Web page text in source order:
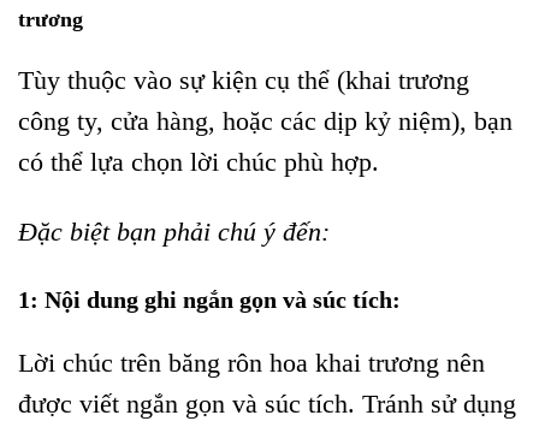
trương
Tùy thuộc vào sự kiện cụ thể (khai trương
công ty, cửa hàng, hoặc các dịp kỷ niệm), bạn
có thể lựa chọn lời chúc phù hợp.
Đặc biệt bạn phải chú ý đến:
1: Nội dung ghi ngắn gọn và súc tích:
Lời chúc trên băng rôn hoa khai trương nên
được viết ngắn gọn và súc tích. Tránh sử dụng